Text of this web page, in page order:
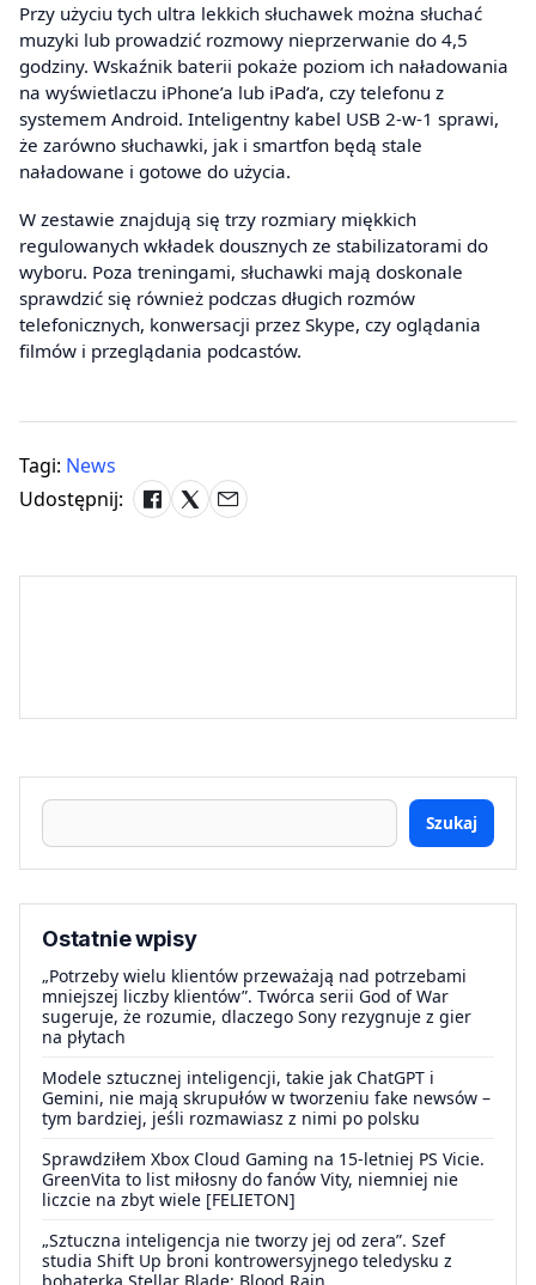
Przy użyciu tych ultra lekkich słuchawek można słuchać
muzyki lub prowadzić rozmowy nieprzerwanie do 4,5
godziny. Wskaźnik baterii pokaże poziom ich naładowania
na wyświetlaczu iPhone’a lub iPad’a, czy telefonu z
systemem Android. Inteligentny kabel USB 2-w-1 sprawi,
że zarówno słuchawki, jak i smartfon będą stale
naładowane i gotowe do użycia.
W zestawie znajdują się trzy rozmiary miękkich
regulowanych wkładek dousznych ze stabilizatorami do
wyboru. Poza treningami, słuchawki mają doskonale
sprawdzić się również podczas długich rozmów
telefonicznych, konwersacji przez Skype, czy oglądania
filmów i przeglądania podcastów.
Tagi: News
Udostępnij:
Szukaj
Ostatnie wpisy
„Potrzeby wielu klientów przeważają nad potrzebami
mniejszej liczby klientów”. Twórca serii God of War
sugeruje, że rozumie, dlaczego Sony rezygnuje z gier
na płytach
Modele sztucznej inteligencji, takie jak ChatGPT i
Gemini, nie mają skrupułów w tworzeniu fake newsów –
tym bardziej, jeśli rozmawiasz z nimi po polsku
Sprawdziłem Xbox Cloud Gaming na 15-letniej PS Vicie.
GreenVita to list miłosny do fanów Vity, niemniej nie
liczcie na zbyt wiele [FELIETON]
„Sztuczna inteligencja nie tworzy jej od zera”. Szef
studia Shift Up broni kontrowersyjnego teledysku z
bohaterką Stellar Blade: Blood Rain